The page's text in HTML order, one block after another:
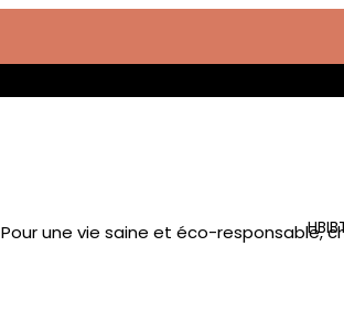
Pour une vie saine et éco-responsable,